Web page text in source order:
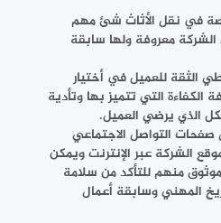
في نقل الأثاث شئ مهم
معروفة ولها سابقة
الثقة للعميل في أختيار
الكفاءة التي تتميز بها وتأدية
الذي يرضي العميل.
التواصل الاجتماعي
الشركة عبر الإنترنت ويمكن
منهم للتأكد من سلامة
المهني وسابقة أعمال